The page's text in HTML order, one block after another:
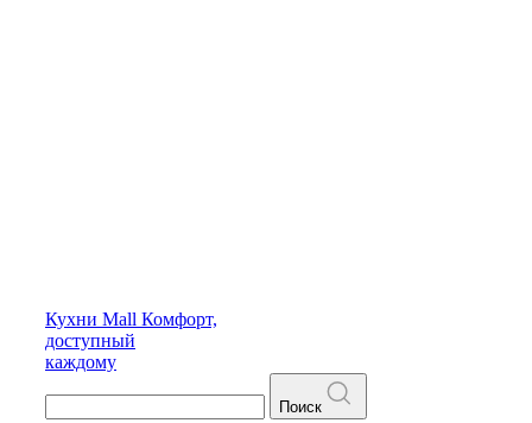
Кухни Mall Комфорт,
доступный
каждому
Поиск